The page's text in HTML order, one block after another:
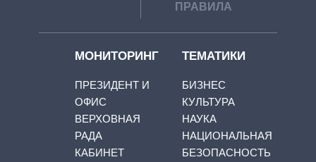
ПРАВИЛА
МОНИТОРИНГ
ПРЕЗИДЕНТ И
ОФИС
ВЕРХОВНАЯ
РАДА
КАБИНЕТ
ТЕМАТИКИ
БИЗНЕС
КУЛЬТУРА
НАУКА
НАЦИОНАЛЬНАЯ
БЕЗОПАСНОСТЬ